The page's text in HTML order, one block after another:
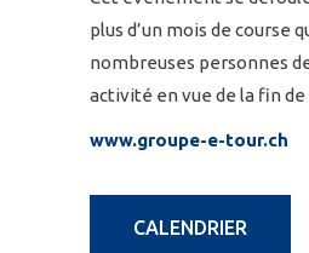
plus d’un mois de course
nombreuses personnes
activité en vue de la fin de
www.groupe-e-tour.ch
CALENDRIER